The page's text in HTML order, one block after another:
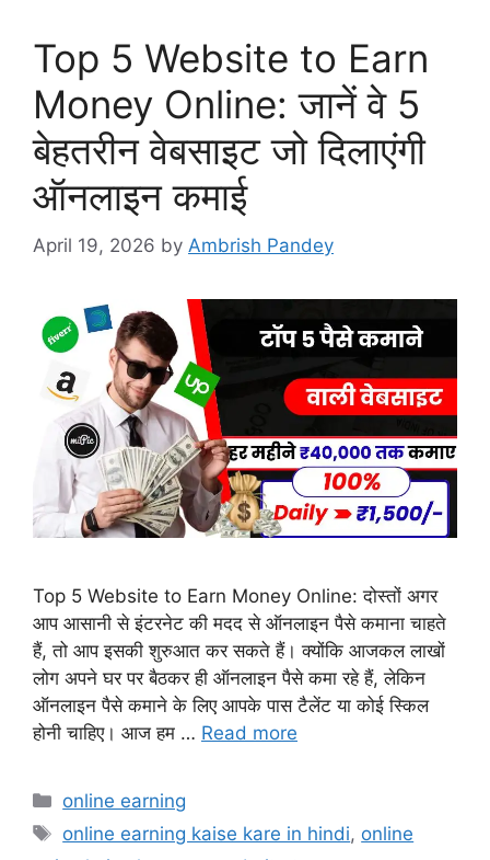
Top 5 Website to Earn
Money Online: जानें वे 5
बेहतरीन वेबसाइट जो दिलाएंगी
ऑनलाइन कमाई
April 19, 2026 by Ambrish Pandey
Top 5 Website to Earn Money Online: दोस्तों अगर
आप आसानी से इंटरनेट की मदद से ऑनलाइन पैसे कमाना चाहते
हैं, तो आप इसकी शुरुआत कर सकते हैं। क्योंकि आजकल लाखों
लोग अपने घर पर बैठकर ही ऑनलाइन पैसे कमा रहे हैं, लेकिन
ऑनलाइन पैसे कमाने के लिए आपके पास टैलेंट या कोई स्किल
होनी चाहिए। आज हम … Read more
Categories
online earning
Tags
online earning kaise kare in hindi, online